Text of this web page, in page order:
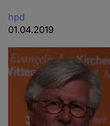
hpd
01.04.2019